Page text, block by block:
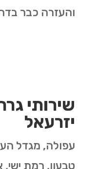
והעזרה כבר
שירותי
יזרעאל
עפולה, מגדל
טבעון, רמת